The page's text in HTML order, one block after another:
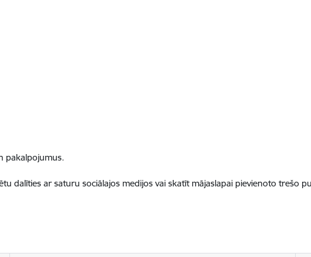
pakalpojumus.
dalīties ar saturu sociālajos medijos vai skatīt mājaslapai pievienoto trešo